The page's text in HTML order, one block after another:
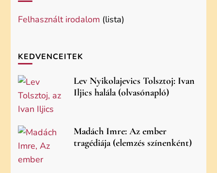
Felhasznált irodalom (lista)
KEDVENCEITEK
Lev Nyikolajevics Tolsztoj: Ivan
Iljics halála (olvasónapló)
Madách Imre: Az ember
tragédiája (elemzés színenként)